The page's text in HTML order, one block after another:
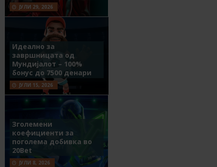
ЈУЛИ 29, 2026
Идеално за
завршницата од
Мундијалот – 100%
бонус до 7500 денари
ЈУЛИ 15, 2026
Зголемени
коефициенти за
поголема добивка во
20Bet
ЈУЛИ 8, 2026